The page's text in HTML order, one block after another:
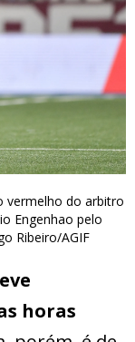
vermelho do arbitro
Engenhao pelo
Ribeiro/AGIF
horas